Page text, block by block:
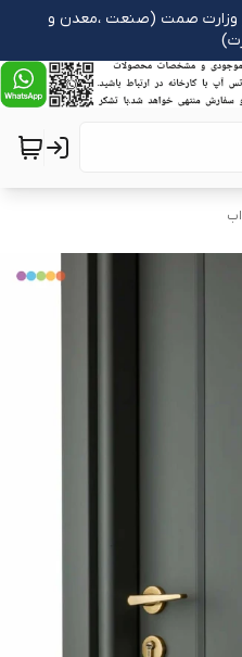
وزارت صمت (صنعت ،معدن و